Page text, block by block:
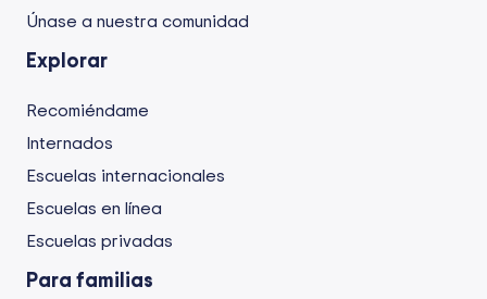
Únase a nuestra comunidad
Explorar
Recomiéndame
Internados
Escuelas internacionales
Escuelas en línea
Escuelas privadas
Para familias